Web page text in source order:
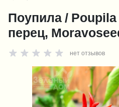
Поупила /
перец,
нет отзывов